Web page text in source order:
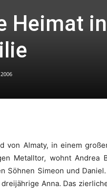
Heimat
von Almaty, in einem
Metalltor, wohnt Andrea
Söhnen Simeon und
Anna. Das